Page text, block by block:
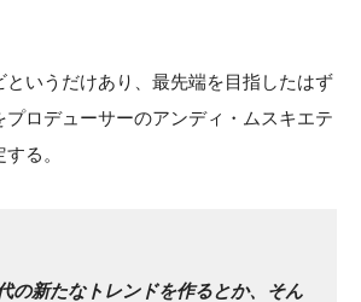
というだけあり、最先端を目指したはず
プロデューサーのアンディ・ムスキエテ
る。
の新たなトレンドを作るとか、そん